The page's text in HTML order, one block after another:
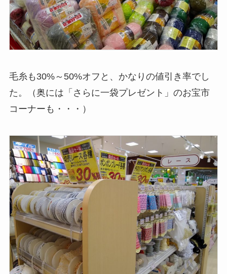
毛糸も30%～50%オフと、かなりの値引き率でし
た。（奥には「さらに一袋プレゼント」のお宝市
コーナーも・・・）